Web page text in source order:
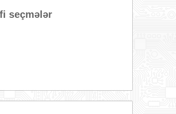
seçmələr